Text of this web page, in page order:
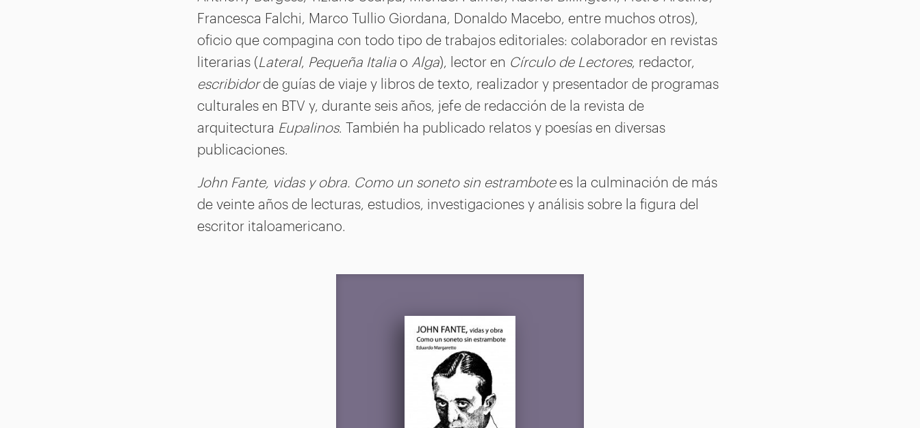
Francesca Falchi, Marco Tullio Giordana, Donaldo Macebo, entre muchos otros),
oficio que compagina con todo tipo de trabajos editoriales: colaborador en revistas
literarias (Lateral, Pequeña Italiao Alga), lector en Círculo de Lectores, redactor,
escribidorde guías de viaje y libros de texto, realizador y presentador de programas
culturales en BTV y, durante seis años, jefe de redacción de la revista de
arquitectura Eupalinos. También ha publicado relatos y poesías en diversas
publicaciones.
John Fante, vidas y obra. Como un soneto sin estrambotees la culminación de más
de veinte años de lecturas, estudios, investigaciones y análisis sobre la figura del
escritor italoamericano.